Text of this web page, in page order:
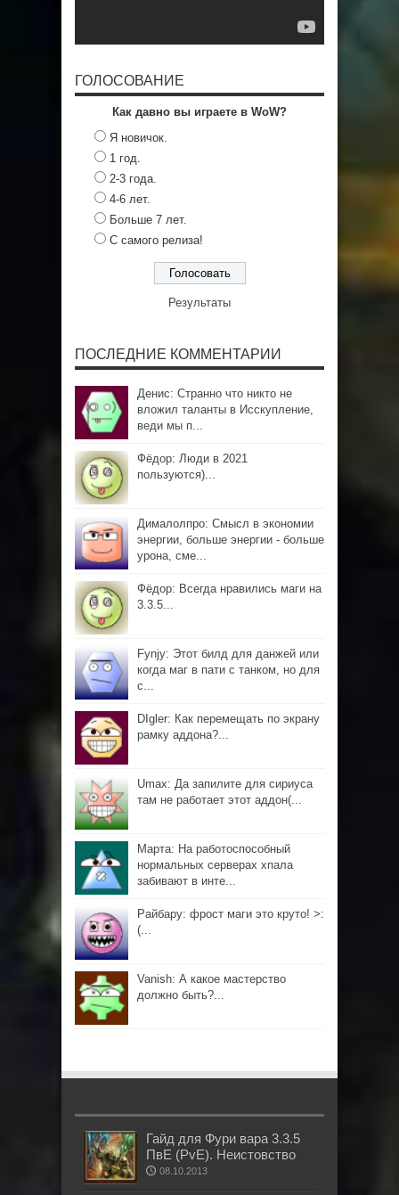
ГОЛОСОВАНИЕ
Как давно вы играете в WoW?
Я новичок.
1 год.
2-3 года.
4-6 лет.
Больше 7 лет.
С самого релиза!
Результаты
ПОСЛЕДНИЕ КОММЕНТАРИИ
Денис: Странно что никто не
вложил таланты в Исскупление,
веди мы п...
Фёдор: Люди в 2021
пользуются)...
Дималолпро: Смысл в экономии
энергии, больше энергии - больше
урона, сме...
Фёдор: Всегда нравились маги на
3.3.5...
Fynjy: Этот билд для данжей или
когда маг в пати с танком, но для
с...
DIgler: Как перемещать по экрану
рамку аддона?...
Umax: Да запилите для сириуса
там не работает этот аддон(...
Марта: На работоспособный
нормальных серверах хпала
забивают в инте...
Райбару: фрост маги это круто! >:
(...
Vanish: А какое мастерство
должно быть?...
Гайд для Фури вара 3.3.5
ПвЕ (PvE). Неистовство
08.10.2013